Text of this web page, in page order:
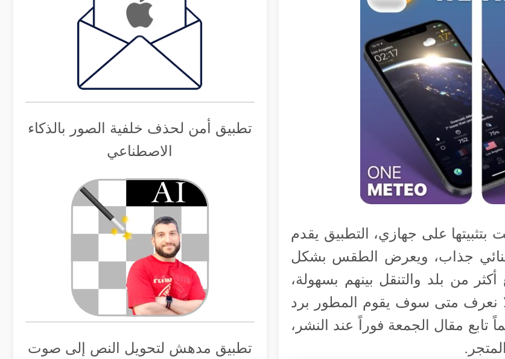
على جهازي، التطبيق يقدم
جذاب، ويعرض الطقس بشكل
من بلد والتنقل بينهم بسهولة،
نعرف متى سوف يقوم المطور برد
تابع مقال الجمعة فوراً عند النشر،
تطبيق أمن لحذف خلفية الصور بالذكاء
الاصطناعي
تطبيق مدهش لتحويل النص إلى صوت